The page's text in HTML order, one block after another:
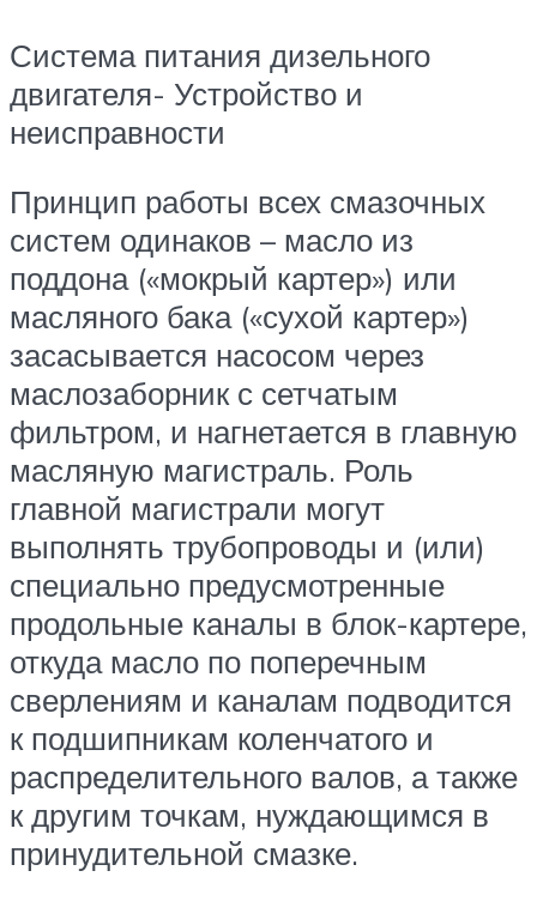
Система питания дизельного
двигателя- Устройство и
неисправности
Принцип работы всех смазочных
систем одинаков – масло из
поддона («мокрый картер») или
масляного бака («сухой картер»)
засасывается насосом через
маслозаборник с сетчатым
фильтром, и нагнетается в главную
масляную магистраль. Роль
главной магистрали могут
выполнять трубопроводы и (или)
специально предусмотренные
продольные каналы в блок-картере,
откуда масло по поперечным
сверлениям и каналам подводится
к подшипникам коленчатого и
распределительного валов, а также
к другим точкам, нуждающимся в
принудительной смазке.